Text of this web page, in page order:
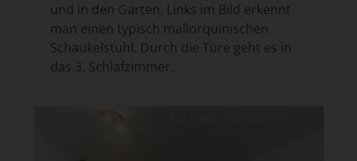
und in den Garten. Links im Bild erkennt
man einen typisch mallorquinischen
Schaukelstuhl. Durch die Türe geht es in
das 3. Schlafzimmer.